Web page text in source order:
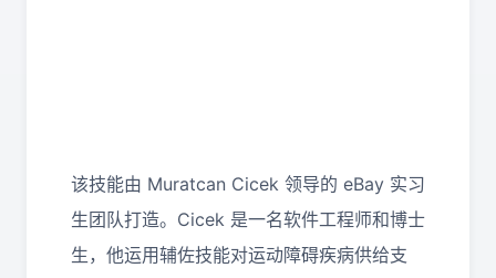
该技能由 Muratcan Cicek 领导的 eBay 实习
生团队打造。Cicek 是一名软件工程师和博士
生，他运用辅佐技能对运动障碍疾病供给支